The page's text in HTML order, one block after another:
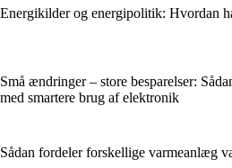
Energikilder og energipolitik: Hvordan
Små ændringer – store besparelser:
med smartere brug af elektronik
Sådan fordeler forskellige varmeanlæg